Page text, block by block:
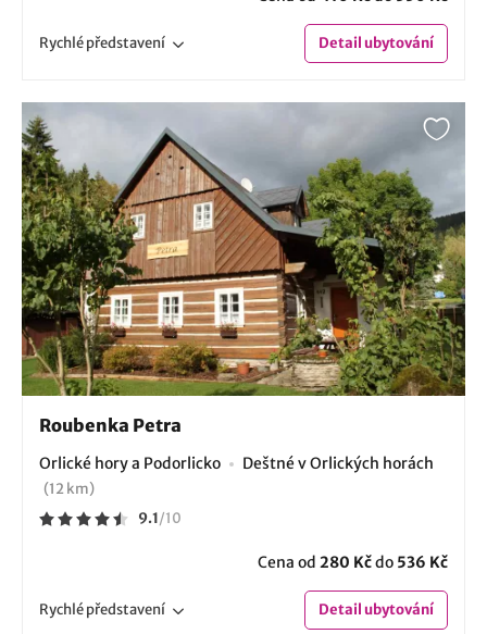
Rychlépředstavení Detailubytování
Roubenka Petra
Orlické hory a Podorlicko Deštné v Orlických horách
(12 km)
9.1/10
Cena od 280 Kčdo 536 Kč
Rychlépředstavení Detailubytování